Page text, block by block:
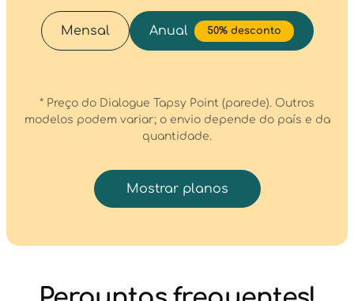
Mensal Anual 50% desconto
* Preço do Dialogue Tapsy Point (parede). Outros
modelos podem variar; o envio depende do país e da
quantidade.
Mostrar planos